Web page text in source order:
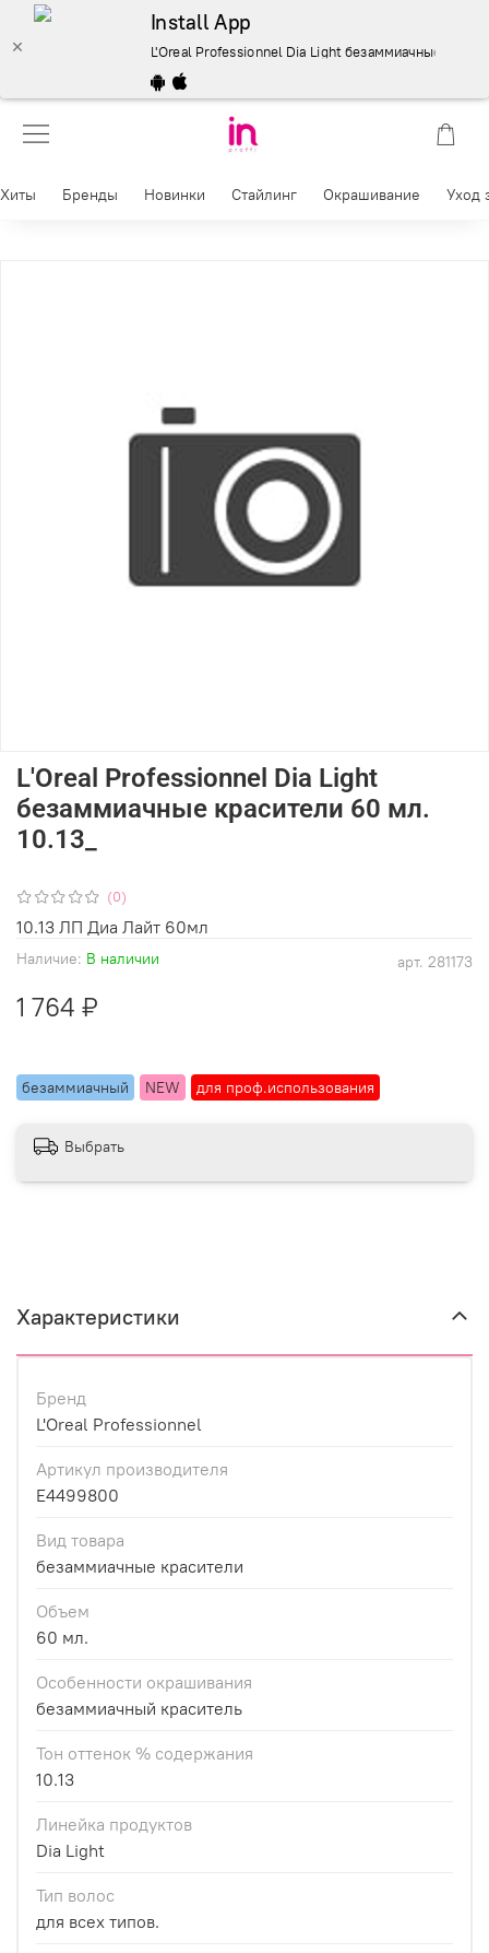
Install App
L'Oreal Professionnel Dia Light безаммиачные
Хиты Бренды Новинки Стайлинг Окрашивание Уход
(0)
арт. 281173
Наличие: В наличии
безаммиачный NEW для проф.использования
L'Oreal Professionnel Dia Light
безаммиачные красители 60 мл.
10.13_
1 764 ₽
10.13 ЛП Диа Лайт 60мл
Выбрать
Характеристики
Бренд
L'Oreal Professionnel
Артикул производителя
E4499800
Вид товара
безаммиачные красители
Объем
60 мл.
Особенности окрашивания
безаммиачный краситель
Тон оттенок % содержания
10.13
Линейка продуктов
Dia Light
Тип волос
для всех типов.